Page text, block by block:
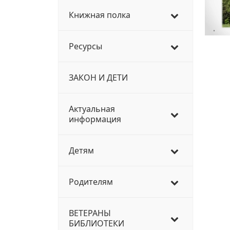
Книжная полка
Ресурсы
ЗАКОН И ДЕТИ
Актуальная
информация
Детям
Родителям
ВЕТЕРАНЫ
БИБЛИОТЕКИ